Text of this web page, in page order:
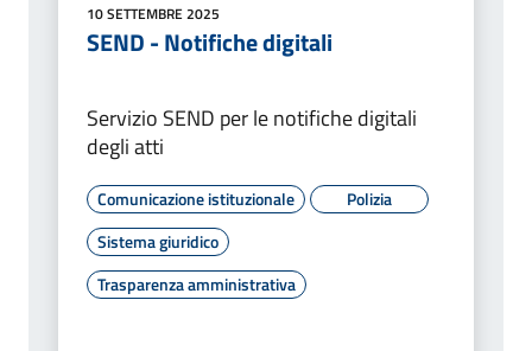
10 SETTEMBRE 2025
SEND - Notifiche digitali
Servizio SEND per le notifiche digitali
degli atti
Comunicazione istituzionale
Polizia
Sistema giuridico
Trasparenza amministrativa